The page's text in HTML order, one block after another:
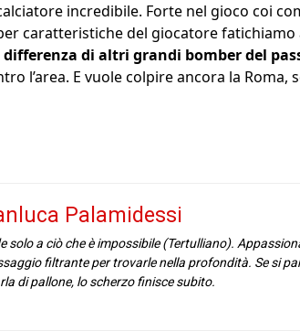
incredibile. Forte nel gioco coi
caratteristiche del giocatore
di altri grandi bomber del
l’area. E vuole colpire ancora la
Palamidessi
solo a ciò che è impossibile (Tertulliano).
filtrante per trovarle nella profondità. Se si
di pallone, lo scherzo finisce subito.